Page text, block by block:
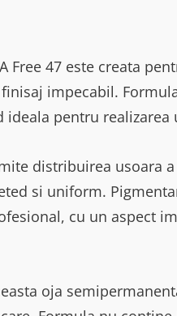
Free 47 este creata
impecabil.
pentru
distribuirea usoara
si uniform.
cu un aspect
oja